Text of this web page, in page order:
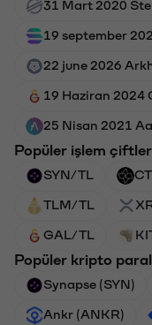
31 Mart 2020
19 september
22 june 2026
19 Haziran 2024
25 Nisan 2021
Popüler işlem
SYN/TL
TLM/TL
GAL/TL
Popüler kripto
Synapse (SYN)
Ankr (ANKR)